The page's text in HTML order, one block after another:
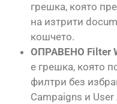
грешка, която
на изтрити
кошчето.
ОПРАВЕНО Filter
е грешка, която
филтри без
Campaigns и